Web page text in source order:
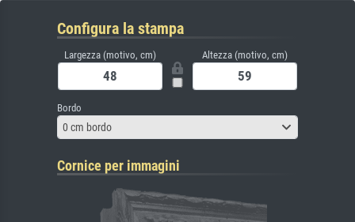
Configura la stampa
Largezza (motivo, cm) Altezza (motivo, cm)
Bordo
0 cm bordo
Cornice per immagini